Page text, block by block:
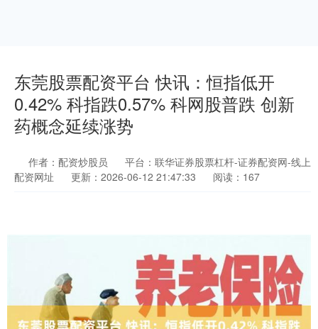
东莞股票配资平台 快讯：恒指低开
0.42% 科指跌0.57% 科网股普跌 创新
药概念延续涨势
作者：配资炒股员
平台：联华证券股票杠杆-证券配资网-线上
配资网址
更新：2026-06-12 21:47:33 阅读：167